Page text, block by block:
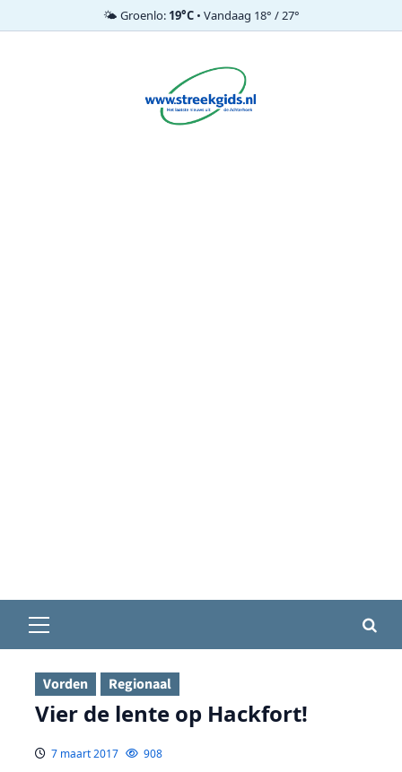
🌤️ Groenlo: 19°C• Vandaag 18° / 27°
menu
Vorden Regionaal
Vier de lente op Hackfort!
7 maart 2017 908